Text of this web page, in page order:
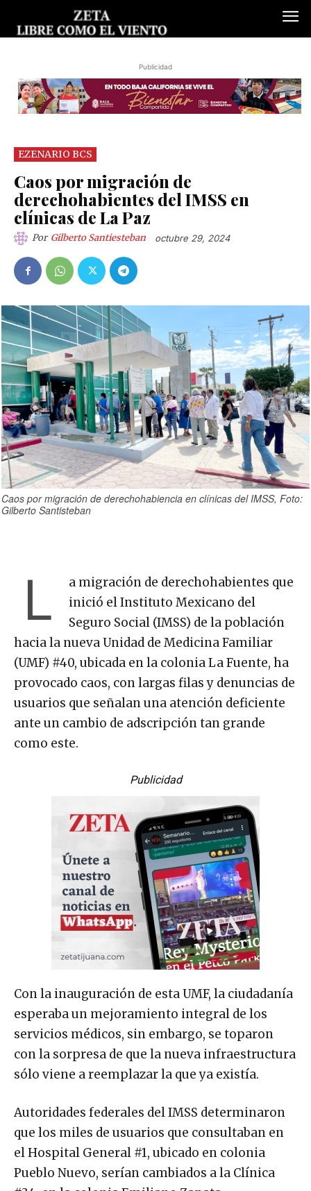
Publicidad
EZENARIO BCS
Caos por migración de
derechohabientes del IMSS en
clínicas de La Paz
Por Gilberto Santiesteban octubre 29, 2024
Caos por migración de derechohabiencia en clínicas del IMSS, Foto:
Gilberto Santisteban
L
a migración de derechohabientes que
inició el Instituto Mexicano del
Seguro Social (IMSS) de la población
hacia la nueva Unidad de Medicina Familiar
(UMF) #40, ubicada en la colonia La Fuente, ha
provocado caos, con largas filas y denuncias de
usuarios que señalan una atención deficiente
ante un cambio de adscripción tan grande
como este.
Publicidad
Con la inauguración de esta UMF, la ciudadanía
esperaba un mejoramiento integral de los
servicios médicos, sin embargo, se toparon
con la sorpresa de que la nueva infraestructura
sólo viene a reemplazar la que ya existía.
Autoridades federales del IMSS determinaron
que los miles de usuarios que consultaban en
el Hospital General #1, ubicado en colonia
Pueblo Nuevo, serían cambiados a la Clínica